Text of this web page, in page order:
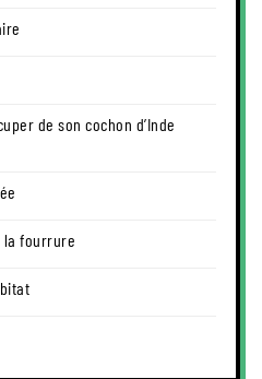
de son cochon d’Inde
la fourrure